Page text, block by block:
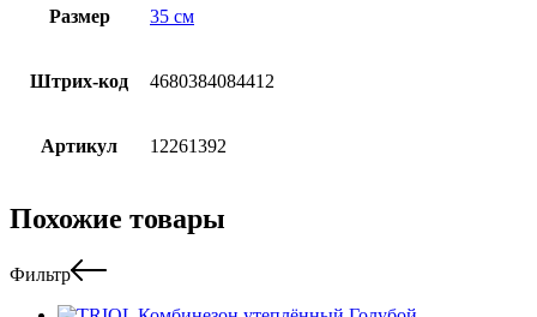
Размер 35 см
Штрих-код 4680384084412
Артикул 12261392
Похожие товары
Фильтр